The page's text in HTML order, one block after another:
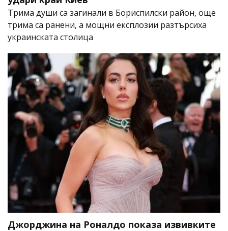
Трима души са загинали в Бориспилски район, още
трима са ранени, а мощни експлозии разтърсиха
украинската столица
Джорджина на Роналдо показа извивките